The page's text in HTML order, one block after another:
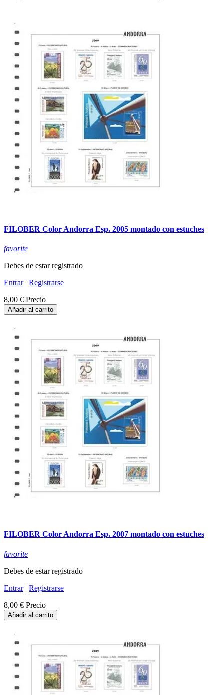
FILOBER Color Andorra Esp. 2005 montado con estuches
favorite
Debes de estar registrado
Entrar| Registrarse
8,00 € Precio
Añadir al carrito
FILOBER Color Andorra Esp. 2007 montado con estuches
favorite
Debes de estar registrado
Entrar| Registrarse
8,00 € Precio
Añadir al carrito